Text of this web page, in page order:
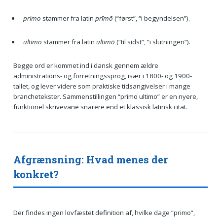
primo stammer fra latin prīmō (“først”, “i begyndelsen”).
ultimo stammer fra latin ultimō (“til sidst”, “i slutningen”).
Begge ord er kommet ind i dansk gennem ældre
administrations- og forretningssprog, især i 1800- og 1900-
tallet, og lever videre som praktiske tidsangivelser i mange
branchetekster. Sammenstillingen “primo ultimo” er en nyere,
funktionel skrivevane snarere end et klassisk latinsk citat.
Afgrænsning: Hvad menes der
konkret?
Der findes ingen lovfæstet definition af, hvilke dage “primo”,